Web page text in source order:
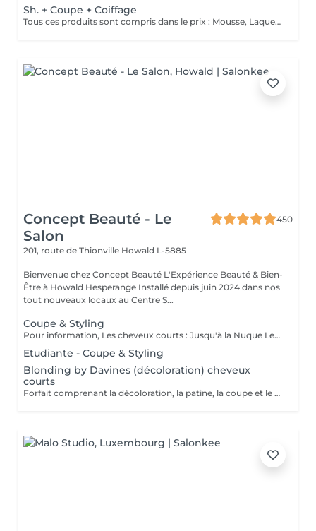
Sh. + Coupe + Coiffage
Tous ces produits sont compris dans le prix : Mousse, Laque, Gel, Soin démêlant, Shampoing spécifique. Tous les produits que nous utilisons sont des produits de qualité professionnelle.
Concept Beauté - Le
Salon
450
201, route de Thionville Howald L-5885
Bienvenue chez Concept Beauté L'Expérience Beauté & Bien-
Être à Howald Hesperange Installé depuis juin 2024 dans nos
tout nouveaux locaux au Centre S...
Coupe & Styling
Pour information, Les cheveux courts : Jusqu'à la Nuque Les cheveux mi-longs : Jusqu'à l'épaule Les cheveux longs : En dessous de l'épaule Un supplément sera demandé pour les cheveux très longs, (jusqu'au milieu du dos)
Etudiante - Coupe & Styling
Blonding by Davines (décoloration) cheveux
courts
Forfait comprenant la décoloration, la patine, la coupe et le styling. Un diagnostic personnalisé sera réalisé lors de la prestation.